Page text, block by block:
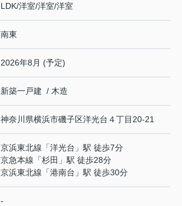
LDK/洋室/洋室/洋室
南東
2026年8月 (予定)
新築一戸建 / 木造
神奈川県横浜市磯子区洋光台 ４丁目20-21
京浜東北線 「洋光台 」駅 徒歩7分
京急本線 「杉田 」駅 徒歩28分
京浜東北線 「港南台 」駅 徒歩30分
-